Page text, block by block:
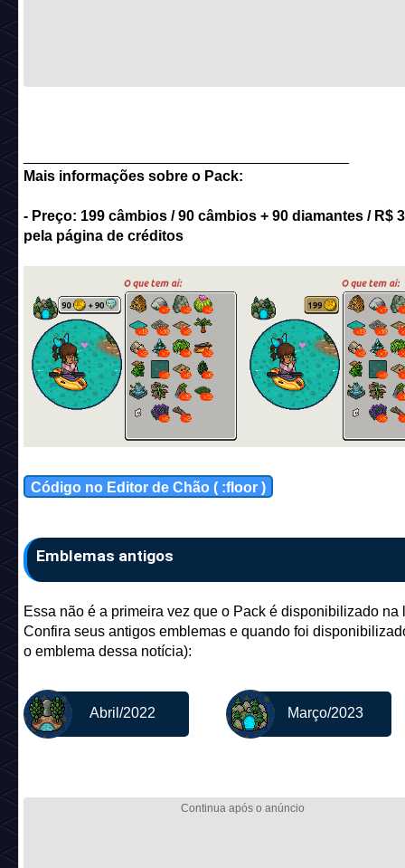
Mais informações sobre o Pack:
- Preço: 199 câmbios / 90 câmbios + 90 diamantes / R$
pela página de créditos
Código no Editor de Chão ( :floor )
Emblemas antigos
Essa não é a primeira vez que o Pack é disponibilizado na
Confira seus antigos emblemas e quando foi
o emblema dessa notícia):
Abril/2022 Março/2023